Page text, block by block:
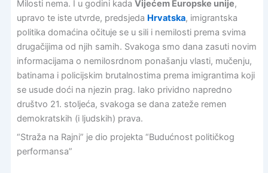
Milosti nema. I u godini kada Vijećem Europske unije,
upravo te iste utvrde, predsjeda Hrvatska, imigrantska
politika domaćina očituje se u sili i nemilosti prema svima
drugačijima od njih samih. Svakoga smo dana zasuti novim
informacijama o nemilosrdnom ponašanju vlasti, mučenju,
batinama i policijskim brutalnostima prema imigrantima koji
se usude doći na njezin prag. Iako prividno napredno
društvo 21. stoljeća, svakoga se dana zateže remen
demokratskih (i ljudskih) prava.
“Straža na Rajni” je dio projekta “Budućnost političkog
performansa”